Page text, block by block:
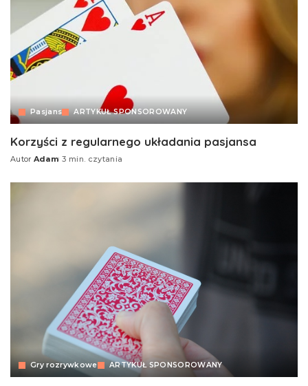
Pasjans ARTYKUŁ SPONSOROWANY
Korzyści z regularnego układania pasjansa
Autor Adam 3 min. czytania
Gry rozrywkowe ARTYKUŁ SPONSOROWANY